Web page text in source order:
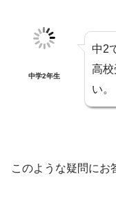
中学2年生
中2
高校
い。
このような疑問にお